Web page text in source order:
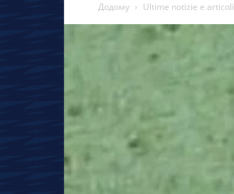
Додому Ultime notizie e articoli